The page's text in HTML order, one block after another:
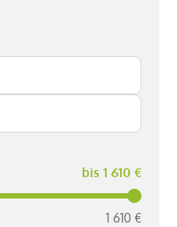
bis 1 610 €
1 610 €